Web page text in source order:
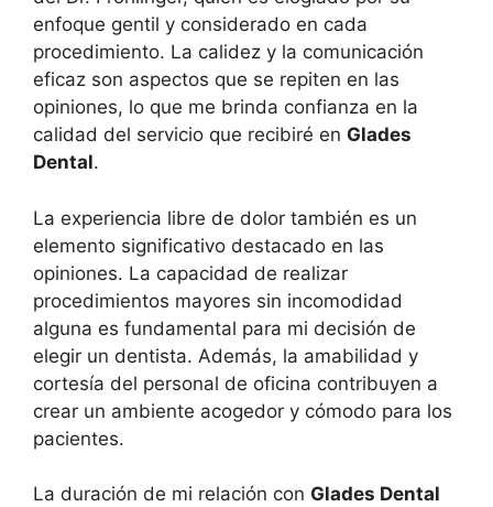
enfoque gentil y considerado en cada
procedimiento. La calidez y la comunicación
eficaz son aspectos que se repiten en las
opiniones, lo que me brinda confianza en la
calidad del servicio que recibiré en Glades
Dental.
La experiencia libre de dolor también es un
elemento significativo destacado en las
opiniones. La capacidad de realizar
procedimientos mayores sin incomodidad
alguna es fundamental para mi decisión de
elegir un dentista. Además, la amabilidad y
cortesía del personal de oficina contribuyen a
crear un ambiente acogedor y cómodo para los
pacientes.
La duración de mi relación con Glades Dental